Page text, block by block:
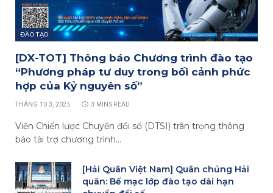
ĐÀO TẠO
[DX-TOT] Thông báo Chương trình đào tạo
“Phương pháp tư duy trong bối cảnh phức
hợp của Kỷ nguyên số”
THÁNG 10 3, 2025 3 MINS READ
Viện Chiến lược Chuyển đổi số (DTSI) trân trọng thông
báo tài trợ chương trình…
[Hải Quân Việt Nam] Quân chủng Hải
quân: Bế mạc lớp đào tạo dài hạn